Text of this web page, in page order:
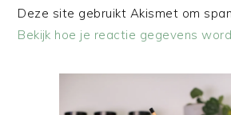
Deze site gebruikt Akismet om
Bekijk hoe je reactie gegevens